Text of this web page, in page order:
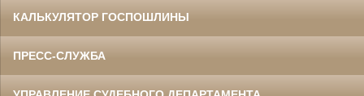
КАЛЬКУЛЯТОР ГОСПОШЛИНЫ
ПРЕСС-СЛУЖБА